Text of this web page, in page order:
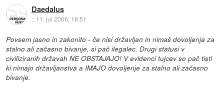
Daedalus
:: 11. jul 2006, 18:51
Povsem jasno in zakonito - če nisi državljan in nimaš dovoljenja za
stalno ali začasno bivanje, si pač ilegalec. Drugi statusi v
civiliziranih državah NE OBSTAJAJO! V evidenci tujcev so pač tisti
ki nimajo državljanstva a IMAJO dovoljenje za stalno ali začasno
bivanje.